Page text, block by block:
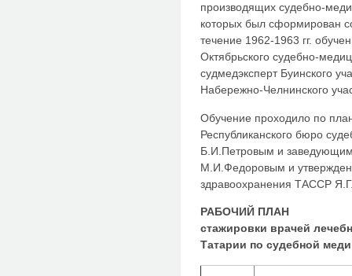
производящих судебно-
которых был сформирован
течение 1962-1963 гг.
Октябрьского судебно-
судмедэксперт Буинского
Набережно-Челнинского
Обучение проходило по
Республиканского бюро
Б.И.Петровым и
М.И.Федоровым и
здравоохранения ТАССР
РАБОЧИЙ ПЛАН
стажировки врачей
Татарии по судебной